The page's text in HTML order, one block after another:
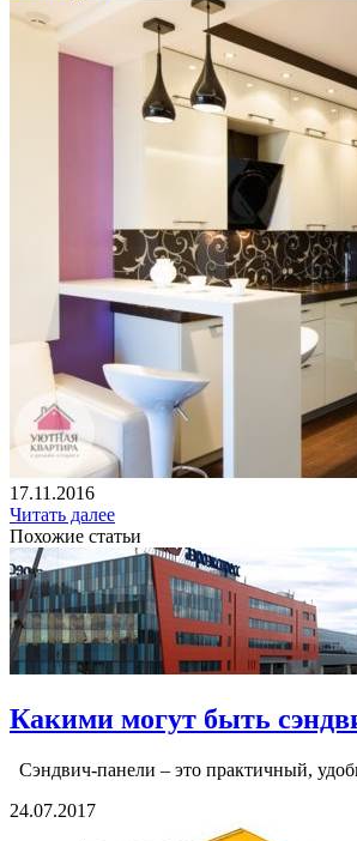
17.11.2016
Читать далее
Похожие статьи
Какими могут быть
Сэндвич-панели – это практичный,
24.07.2017